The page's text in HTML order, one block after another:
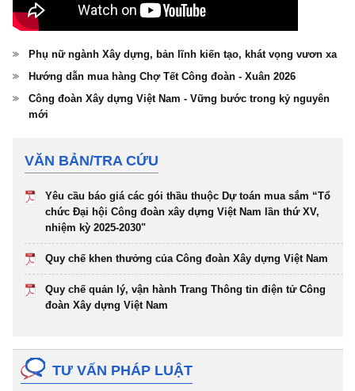
Phụ nữ ngành Xây dựng, bản lĩnh kiến tạo, khát vọng vươn xa
Hướng dẫn mua hàng Chợ Tết Công đoàn - Xuân 2026
Công đoàn Xây dựng Việt Nam - Vững bước trong kỷ nguyên
mới
VĂN BẢN/TRA CỨU
Yêu cầu báo giá các gói thầu thuộc Dự toán mua sắm “Tổ
chức Đại hội Công đoàn xây dựng Việt Nam lần thứ XV,
nhiệm kỳ 2025-2030"
Quy chế khen thưởng của Công đoàn Xây dựng Việt Nam
Quy chế quản lý, vận hành Trang Thông tin điện tử Công
đoàn Xây dựng Việt Nam
TƯ VẤN PHÁP LUẬT